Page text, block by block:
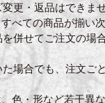
更・返品はできませ
べての商品が揃い次
併せてご注文の場
場合でも、注文ご
色・形など若干異